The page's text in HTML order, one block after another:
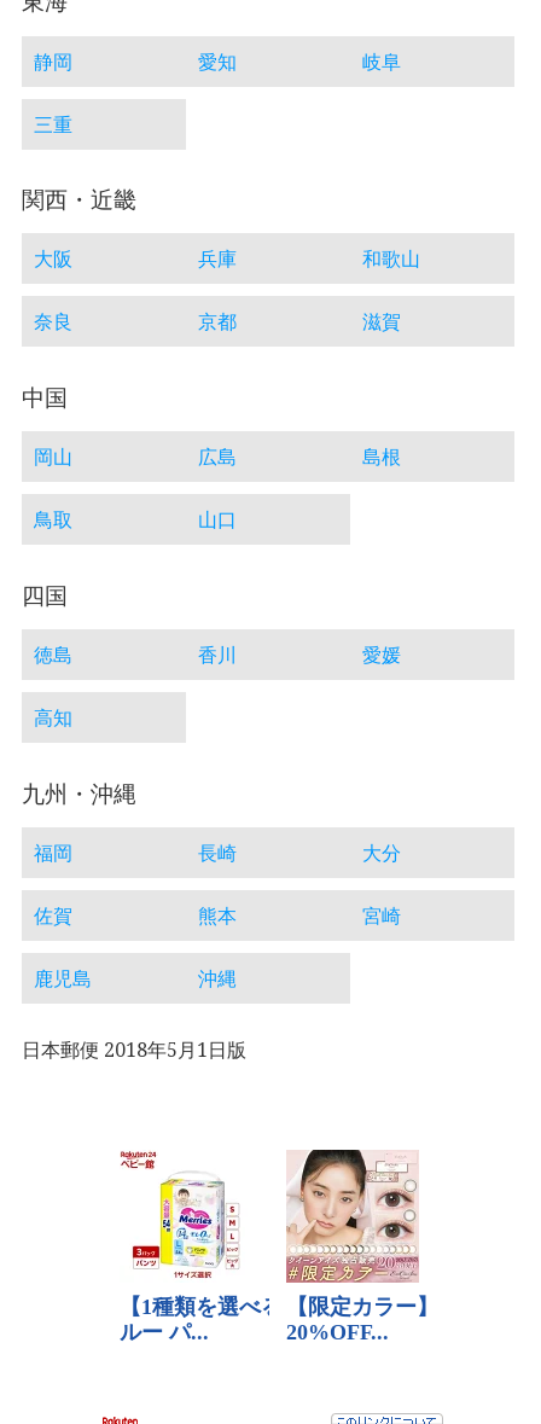
静岡 愛知 岐阜
三重
関西・近畿
大阪 兵庫 和歌山
奈良 京都 滋賀
中国
岡山 広島 島根
鳥取 山口
四国
徳島 香川 愛媛
高知
九州・沖縄
福岡 長崎 大分
佐賀 熊本 宮崎
鹿児島 沖縄
日本郵便 2018年5月1日版